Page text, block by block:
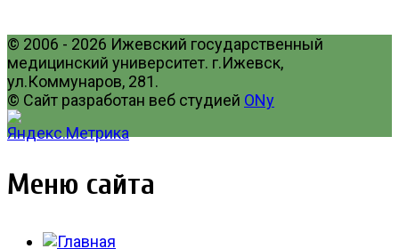
© 2006 - 2026 Ижевский государственный
медицинский университет. г.Ижевск,
ул.Коммунаров, 281.
© Сайт разработан веб студией ONy
Меню сайта